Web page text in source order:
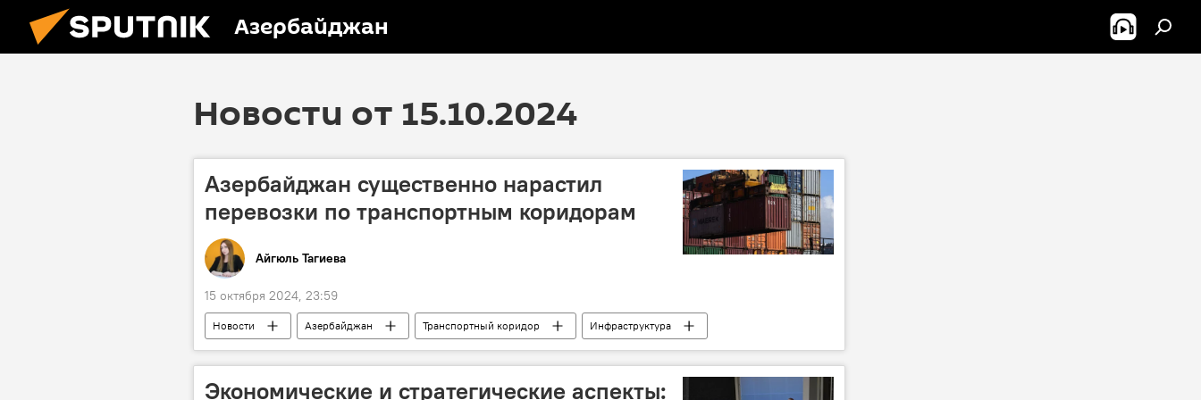
Азербайджан
Новости от 15.10.2024
Азербайджан существенно нарастил
перевозки по транспортным коридорам
Айгюль Тагиева
15 октября 2024, 23:59
Новости Азербайджан Транспортный коридор
Инфраструктура
Коридор "Север-Юг"
Транскаспийский международный транспортный маршрут
Россия
Экономические и стратегические аспекты: